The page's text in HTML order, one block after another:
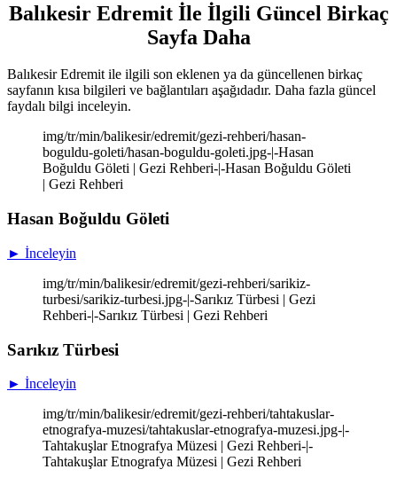
Balıkesir Edremit İle İlgili Güncel Birkaç
Sayfa Daha
Balıkesir Edremit ile ilgili son eklenen ya da güncellenen birkaç
sayfanın kısa bilgileri ve bağlantıları aşağıdadır. Daha fazla güncel
faydalı bilgi inceleyin.
img/tr/min/balikesir/edremit/gezi-rehberi/hasan-
boguldu-goleti/hasan-boguldu-goleti.jpg-|-Hasan
Boğuldu Göleti | Gezi Rehberi-|-Hasan Boğuldu Göleti
| Gezi Rehberi
Hasan Boğuldu Göleti
► İnceleyin
img/tr/min/balikesir/edremit/gezi-rehberi/sarikiz-
turbesi/sarikiz-turbesi.jpg-|-Sarıkız Türbesi | Gezi
Rehberi-|-Sarıkız Türbesi | Gezi Rehberi
Sarıkız Türbesi
► İnceleyin
img/tr/min/balikesir/edremit/gezi-rehberi/tahtakuslar-
etnografya-muzesi/tahtakuslar-etnografya-muzesi.jpg-|-
Tahtakuşlar Etnografya Müzesi | Gezi Rehberi-|-
Tahtakuşlar Etnografya Müzesi | Gezi Rehberi